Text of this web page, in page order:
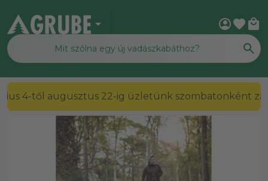
arrow_drop_down account_circlefavorite local_mall
2026. július 4-től augusztus 22-ig üzletünk